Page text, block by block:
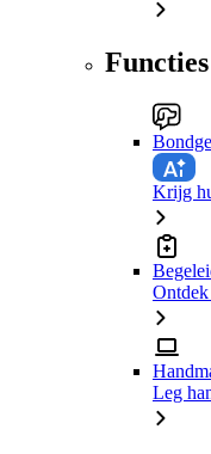
Krijg
Ontdek
Leg